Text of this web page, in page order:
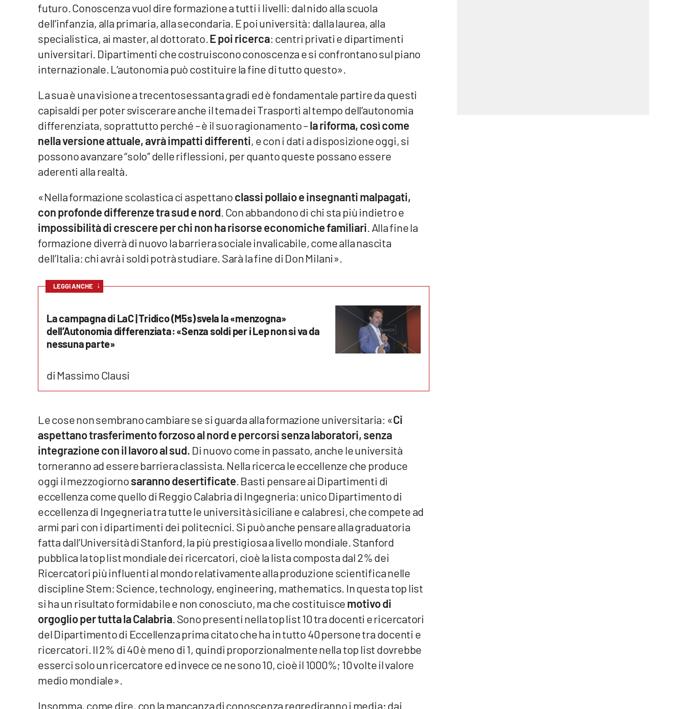
Lacapitalenews.it
Cosenzachannel.it
Vai
Cookie policy
Note legali
futuro. Conoscenza vuol dire formazione a tutti i livelli: dal nido alla scuola
dell’infanzia, alla primaria, alla secondaria. E poi università: dalla laurea, alla
specialistica, ai master, al dottorato.E poi ricerca: centri privati e dipartimenti
universitari. Dipartimenti che costruiscono conoscenza e si confrontano sul piano
internazionale. L’autonomia può costituire la fine di tutto questo».
La sua è una visione a trecentosessanta gradi ed è fondamentale partire da questi
capisaldi per poter sviscerare anche il tema dei Trasporti al tempo dell’autonomia
differenziata, soprattutto perché – è il suo ragionamento –la riforma, così come
nella versione attuale, avrà impatti differenti, e con i dati a disposizione oggi, si
possono avanzare “solo” delle riflessioni, per quanto queste possano essere
aderenti alla realtà.
«Nella formazione scolastica ci aspettanoclassi pollaio e insegnanti malpagati,
con profonde differenze tra sud e nord. Con abbandono di chi sta più indietro e
impossibilità di crescere per chi non ha risorse economiche familiari. Alla fine la
formazione diverrà di nuovo la barriera sociale invalicabile, come alla nascita
dell’Italia: chi avrà i soldi potrà studiare. Sarà la fine di Don Milani».
LEGGI ANCHE ↓
La campagna di LaC | Tridico (M5s) svela la «menzogna»
dell’Autonomia differenziata: «Senza soldi per i Lep non si va da
nessuna parte»
di Massimo Clausi
Le cose non sembrano cambiare se si guarda alla formazione universitaria: «Ci
aspettano trasferimento forzoso al nord e percorsi senza laboratori, senza
integrazione con il lavoro al sud. Di nuovo come in passato, anche le università
torneranno ad essere barriera classista. Nella ricerca le eccellenze che produce
oggi il mezzogiornosaranno desertificate . Basti pensare ai Dipartimenti di
eccellenza come quello di Reggio Calabria di Ingegneria: unico Dipartimento di
eccellenza di Ingegneria tra tutte le università siciliane e calabresi, che compete ad
armi pari con i dipartimenti dei politecnici. Si può anche pensare alla graduatoria
fatta dall’Università di Stanford, la più prestigiosa a livello mondiale. Stanford
pubblica la top list mondiale dei ricercatori, cioè la lista composta dal 2% dei
Ricercatori più influenti al mondo relativamente alla produzione scientifica nelle
discipline Stem: Science, technology, engineering, mathematics. In questa top list
si ha un risultato formidabile e non conosciuto, ma che costituiscemotivo di
orgoglio per tutta la Calabria . Sono presenti nella top list 10 tra docenti e ricercatori
del Dipartimento di Eccellenza prima citato che ha in tutto 40 persone tra docenti e
ricercatori. Il 2% di 40 è meno di 1, quindi proporzionalmente nella top list dovrebbe
esserci solo un ricercatore ed invece ce ne sono 10, cioè il 1000%; 10 volte il valore
medio mondiale».
Insomma, come dire, con la mancanza di conoscenza regrediranno i media; dai